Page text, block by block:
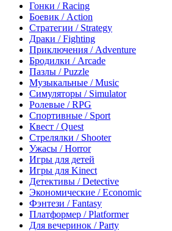
Гонки / Racing
Боевик / Action
Стратегии / Strategy
Драки / Fighting
Приключения / Adventure
Бродилки / Arcade
Пазлы / Puzzle
Музыкальные / Music
Симуляторы / Simulator
Ролевые / RPG
Спортивные / Sport
Квест / Quest
Стрелялки / Shooter
Ужасы / Horror
Игры для детей
Игры для Kinect
Детективы / Detective
Экономические / Economic
Фэнтези / Fantasy
Платформер / Platformer
Для вечеринок / Party